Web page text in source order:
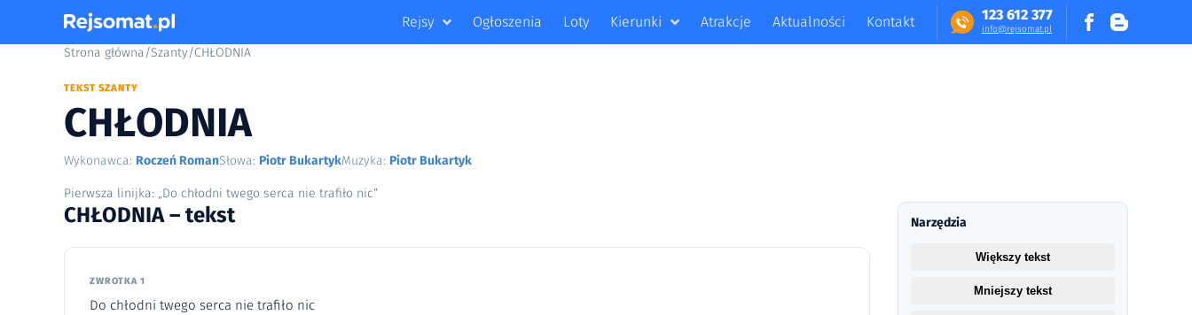
123 612 377
in​fo​@​​rej​somat​.​pl
Rejsy Ogłoszenia Loty Kierunki Atrakcje Aktualności Kontakt
Strona główna/Szanty/CHŁODNIA
TEKST SZANTY
CHŁODNIA
Wykonawca: Roczeń RomanSłowa: Piotr BukartykMuzyka: Piotr Bukartyk
Pierwsza linijka: „Do chłodni twego serca nie trafiło nic”
CHŁODNIA – tekst
ZWROTKA 1
Do chłodni twego serca nie trafiło nic
Narzędzia
Większy tekst
Mniejszy tekst